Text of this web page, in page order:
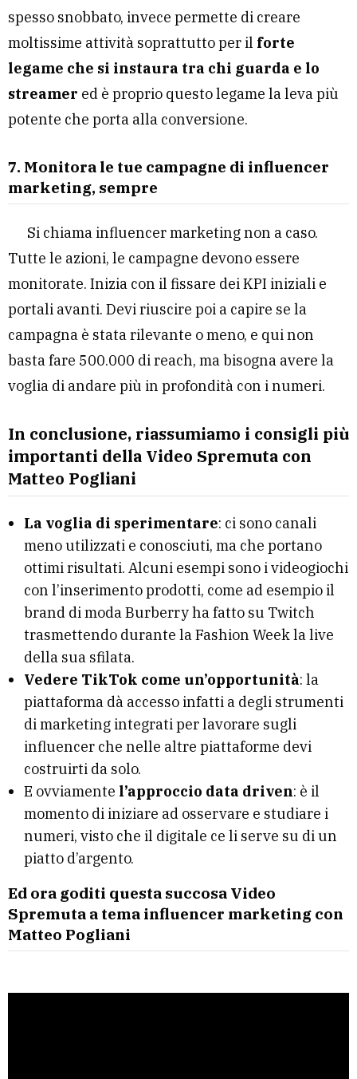
spesso snobbato, invece permette di creare
moltissime attività soprattutto per il forte
legame che si instaura tra chi guarda e lo
streamer ed è proprio questo legame la leva più
potente che porta alla conversione.
7. Monitora le tue campagne di influencer
marketing, sempre
Si chiama influencer marketing non a caso.
Tutte le azioni, le campagne devono essere
monitorate. Inizia con il fissare dei KPI iniziali e
portali avanti. Devi riuscire poi a capire se la
campagna è stata rilevante o meno, e qui non
basta fare 500.000 di reach, ma bisogna avere la
voglia di andare più in profondità con i numeri.
In conclusione, riassumiamo i consigli più
importanti della Video Spremuta con
Matteo Pogliani
La voglia di sperimentare: ci sono canali
meno utilizzati e conosciuti, ma che portano
ottimi risultati. Alcuni esempi sono i videogiochi
con l’inserimento prodotti, come ad esempio il
brand di moda Burberry ha fatto su Twitch
trasmettendo durante la Fashion Week la live
della sua sfilata.
Vedere TikTok come un’opportunità: la
piattaforma dà accesso infatti a degli strumenti
di marketing integrati per lavorare sugli
influencer che nelle altre piattaforme devi
costruirti da solo.
E ovviamente l’approccio data driven: è il
momento di iniziare ad osservare e studiare i
numeri, visto che il digitale ce li serve su di un
piatto d’argento.
Ed ora goditi questa succosa Video
Spremuta a tema influencer marketing con
Matteo Pogliani